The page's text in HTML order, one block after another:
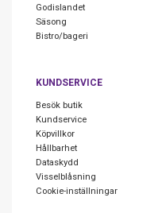
Godislandet
Säsong
Bistro/bageri
KUNDSERVICE
Besök butik
Kundservice
Köpvillkor
Hållbarhet
Dataskydd
Visselblåsning
Cookie-inställningar